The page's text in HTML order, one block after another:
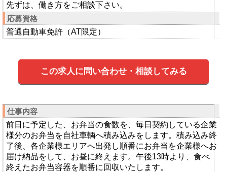
先ずは、働き方をご相談下さい。
応募資格
普通自動車免許（AT限定）
この求人に問い合わせ・相談してみる
仕事内容
前日に予定した、お弁当の食数を、毎日契約している企業
様分のお弁当を自社車輌へ積み込みをします。積み込み終
了後、各企業様エリアへ出発し順番にお弁当を企業様へお
届け納品をして、お昼に終えます。午後13時より、食べ
終えたお弁当容器を順番に回収いたします。